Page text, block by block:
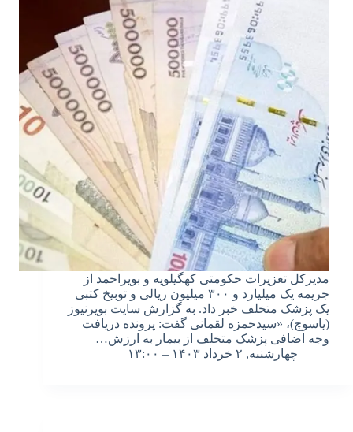
مدیرکل تعزیرات حکومتی کهگیلویه و بویراحمد از
جریمه یک میلیارد و ۳۰۰ میلیون ریالی و توبیخ کتبی
یک پزشک متخلف خبر داد. به گزارش سایت بویرنیوز
(یاسوچ)، «سیدحمزه لقمانی گفت: پرونده دریافت
وجه اضافی پزشک متخلف از بیمار به ارزش…
چهارشنبه, ۲ خرداد ۱۴۰۳ – ۱۳:۰۰